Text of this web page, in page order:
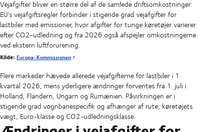
Vejafgifter bliver en større del af de samlede driftsomkostninger:
EU's vejafgiftsregler forbinder i stigende grad vejafgifter for
lastbiler med emissioner, hvor afgifter for tunge køretøjer varierer
efter CO2-udledning og fra 2026 også afspejler omkostningerne
ved ekstern luftforurening.
Kilde: Europa-Kommissionen
Flere markeder hævede allerede vejafgifterne for lastbiler i 1.
kvartal 2026, mens yderligere ændringer forventes fra 1. juli i
Holland, Flandern, Ungarn og Rumænien. Påvirkningen er i
stigende grad vognbanespecifik og afhænger af rute, køretøjets
vægt, Euro-klasse og CO2-udledningsklasse.